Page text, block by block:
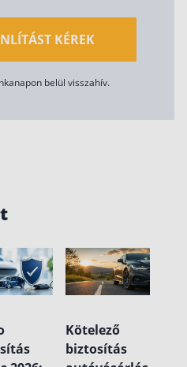
KÉREK
belül visszahív.
Kötelező
biztosítás